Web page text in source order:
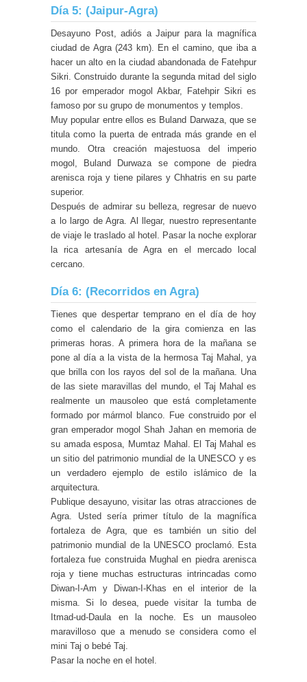
Día 5: (Jaipur-Agra)
Desayuno Post, adiós a Jaipur para la magnífica
ciudad de Agra (243 km). En el camino, que iba a
hacer un alto en la ciudad abandonada de Fatehpur
Sikri. Construido durante la segunda mitad del siglo
16 por emperador mogol Akbar, Fatehpir Sikri es
famoso por su grupo de monumentos y templos.
Muy popular entre ellos es Buland Darwaza, que se
titula como la puerta de entrada más grande en el
mundo. Otra creación majestuosa del imperio
mogol, Buland Durwaza se compone de piedra
arenisca roja y tiene pilares y Chhatris en su parte
superior.
Después de admirar su belleza, regresar de nuevo
a lo largo de Agra. Al llegar, nuestro representante
de viaje le traslado al hotel. Pasar la noche explorar
la rica artesanía de Agra en el mercado local
cercano.
Día 6: (Recorridos en Agra)
Tienes que despertar temprano en el día de hoy
como el calendario de la gira comienza en las
primeras horas. A primera hora de la mañana se
pone al día a la vista de la hermosa Taj Mahal, ya
que brilla con los rayos del sol de la mañana. Una
de las siete maravillas del mundo, el Taj Mahal es
realmente un mausoleo que está completamente
formado por mármol blanco. Fue construido por el
gran emperador mogol Shah Jahan en memoria de
su amada esposa, Mumtaz Mahal. El Taj Mahal es
un sitio del patrimonio mundial de la UNESCO y es
un verdadero ejemplo de estilo islámico de la
arquitectura.
Publique desayuno, visitar las otras atracciones de
Agra. Usted sería primer título de la magnífica
fortaleza de Agra, que es también un sitio del
patrimonio mundial de la UNESCO proclamó. Esta
fortaleza fue construida Mughal en piedra arenisca
roja y tiene muchas estructuras intrincadas como
Diwan-I-Am y Diwan-I-Khas en el interior de la
misma. Si lo desea, puede visitar la tumba de
Itmad-ud-Daula en la noche. Es un mausoleo
maravilloso que a menudo se considera como el
mini Taj o bebé Taj.
Pasar la noche en el hotel.